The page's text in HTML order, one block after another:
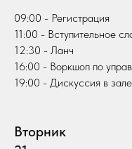
09:00 - Регистрация
11:00 - Вступительное
12:30 - Ланч
16:00 - Воркшоп по
19:00 - Дискуссия в
Вторник